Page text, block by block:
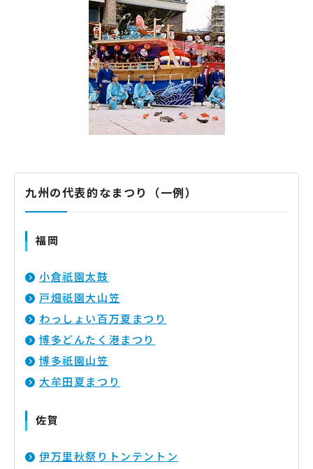
九州の代表的なまつり（一例）
福岡
小倉祇園太鼓
戸畑祇園大山笠
わっしょい百万夏まつり
博多どんたく港まつり
博多祇園山笠
大牟田夏まつり
佐賀
伊万里秋祭りトンテントン